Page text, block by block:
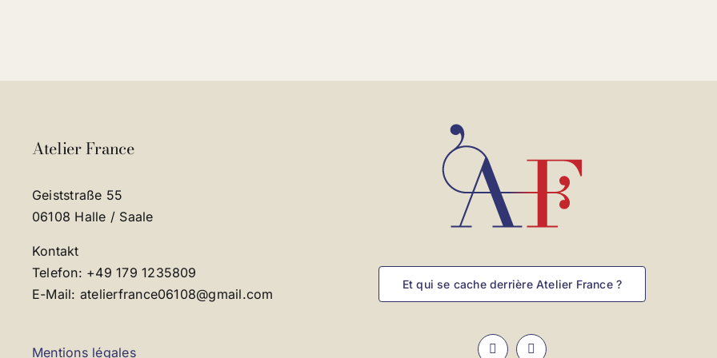
Atelier France
Geiststraße 55
06108 Halle / Saale
Kontakt
Telefon: +49 179 1235809
E-Mail: atelierfrance06108@gmail.com
Mentions légales
Et qui se cache derrière Atelier France ?